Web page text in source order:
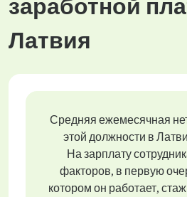
заработной
Латвия
Средняя ежемесячная
этой должности в
На зарплату
факторов, в первую
котором он работает,